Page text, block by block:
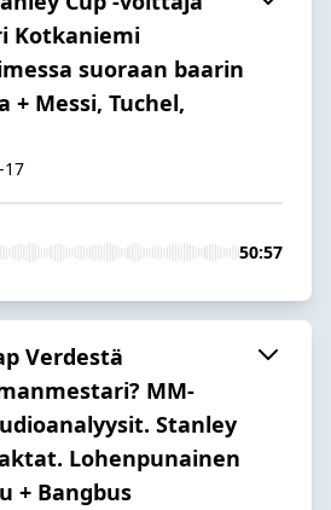
Kotkaniemi
suoraan baarin
+ Messi, Tuchel,
17
50:57
Verdestä
MM-
Stanley
Lohenpunainen
+ Bangbus